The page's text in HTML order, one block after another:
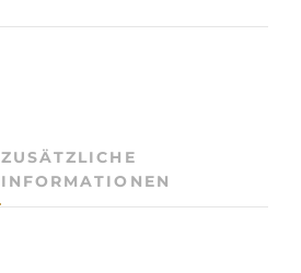
ZUSÄTZLICHE
INFORMATIONEN